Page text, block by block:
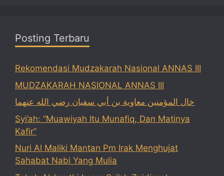
Posting Terbaru
Rekomendasi Mudzakarah Nasional ANNAS III
MUDZAKARAH NASIONAL ANNAS III
خال المؤمنين معاوية بن أبي سفيان رضي الله عنهما
Syi’ah: “Muawiyah Itu Munafiq, Dan Matinya
Kafir”
Nuri Al Maliki Mantan Pm Irak Menghujat
Sahabat Nabi Yang Mulia